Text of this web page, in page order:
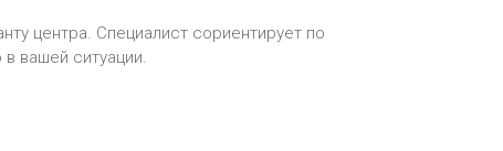
центра. Специалист сориентирует по
вашей ситуации.